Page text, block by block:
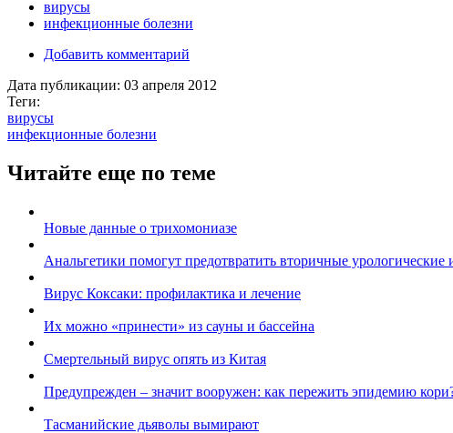
вирусы
инфекционные болезни
Добавить комментарий
Дата публикации: 03 апреля 2012
Теги:
вирусы
инфекционные болезни
Читайте еще по теме
Новые данные о трихомониазе
Анальгетики помогут предотвратить вторичные урологические
Вирус Коксаки: профилактика и лечение
Их можно «принести» из сауны и бассейна
Смертельный вирус опять из Китая
Предупрежден – значит вооружен: как пережить эпидемию
Тасманийские дьяволы вымирают